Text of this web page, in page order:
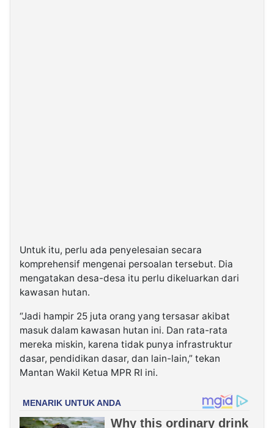
Untuk itu, perlu ada penyelesaian secara
komprehensif mengenai persoalan tersebut. Dia
mengatakan desa-desa itu perlu dikeluarkan dari
kawasan hutan.
“Jadi hampir 25 juta orang yang tersasar akibat
masuk dalam kawasan hutan ini. Dan rata-rata
mereka miskin, karena tidak punya infrastruktur
dasar, pendidikan dasar, dan lain-lain,” tekan
Mantan Wakil Ketua MPR RI ini.